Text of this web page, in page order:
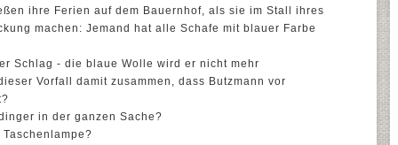
ihre Ferien auf dem Bauernhof, als sie im Stall ihres
machen: Jemand hat alle Schafe mit blauer Farbe
Schlag - die blaue Wolle wird er nicht mehr
Vorfall damit zusammen, dass Butzmann vor
in der ganzen Sache?